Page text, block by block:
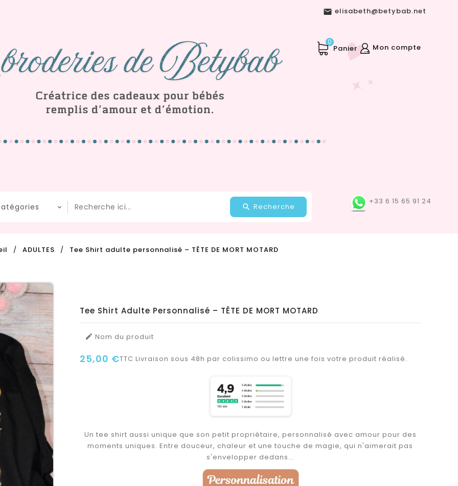
 elisabeth@betybab.net
Mon compte
Panier
0
+33 6 15 65 91 24
Recherche
ADULTES Tee Shirt adulte personnalisé – TÊTE DE MORT MOTARD
Tee Shirt Adulte Personnalisé – TÊTE DE MORT MOTARD
 Nom du produit
25,00 €TTC Livraison sous 48h par colissimo ou lettre une fois votre produit réalisé.
Un tee shirt aussi unique que son petit propriétaire, personnalisé avec amour pour des
moments uniques. Entre douceur, chaleur et une touche de magie, qui n'aimerait pas
s'envelopper dedans...